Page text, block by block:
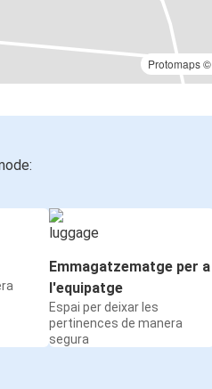
Protomaps©
Emmagatzematge per a
l'equipatge
Espai per deixar les
pertinences de manera
segura